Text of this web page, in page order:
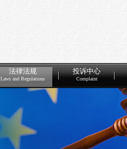
法律法规
Laws and Regulations
投诉中心
Complaint